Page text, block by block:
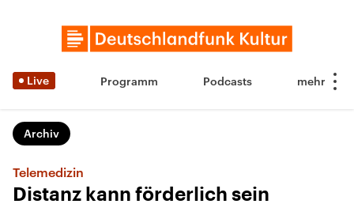
Live Programm Podcasts
Archiv
Telemedizin
Distanz kann förderlich sein